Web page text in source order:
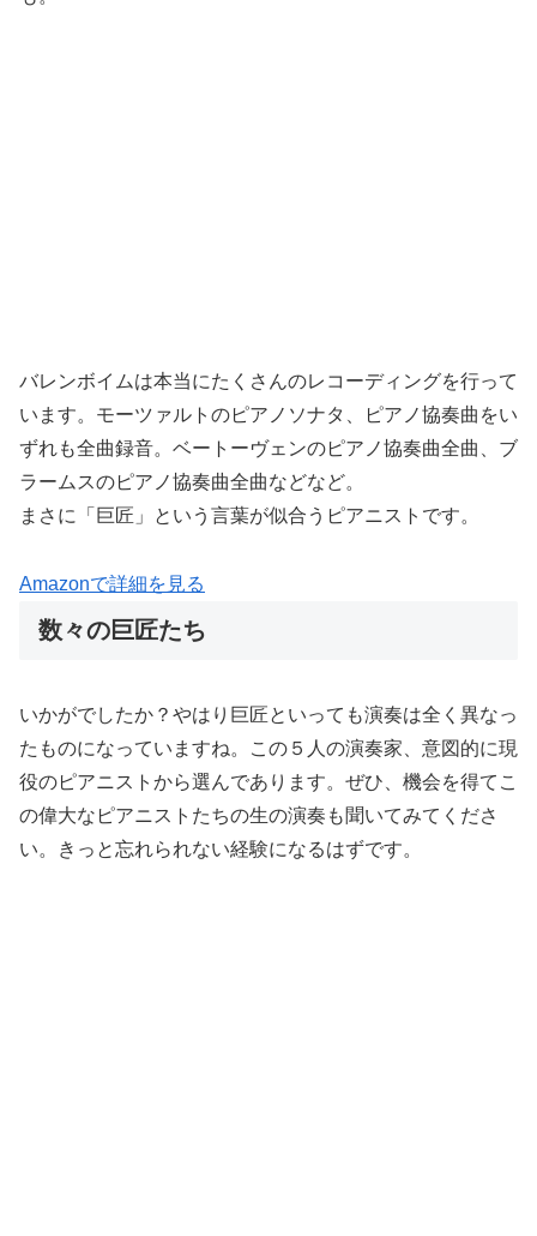
バレンボイムは本当にたくさんのレコーディングを行って
います。モーツァルトのピアノソナタ、ピアノ協奏曲をい
ずれも全曲録音。ベートーヴェンのピアノ協奏曲全曲、ブ
ラームスのピアノ協奏曲全曲などなど。
まさに「巨匠」という言葉が似合うピアニストです。
Amazonで詳細を見る
数々の巨匠たち
いかがでしたか？やはり巨匠といっても演奏は全く異なっ
たものになっていますね。この５人の演奏家、意図的に現
役のピアニストから選んであります。ぜひ、機会を得てこ
の偉大なピアニストたちの生の演奏も聞いてみてくださ
い。きっと忘れられない経験になるはずです。